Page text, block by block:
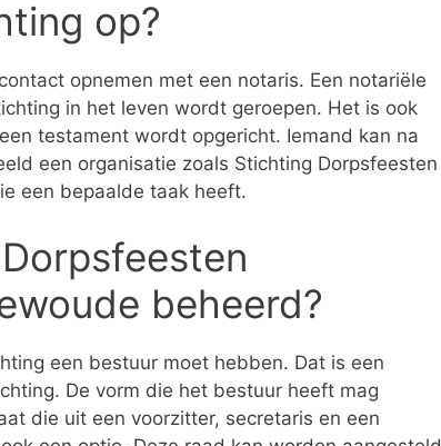
op?
opnemen met een notaris. Een notariële
in het leven wordt geroepen. Het is ook
testament wordt opgericht. Iemand kan na
een organisatie zoals Stichting Dorpsfeesten
een bepaalde taak heeft.
beheerd?
een bestuur moet hebben. Dat is een
De vorm die het bestuur heeft mag
die uit een voorzitter, secretaris en een